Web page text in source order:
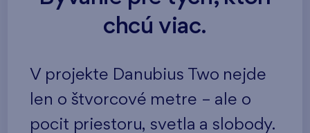
chcú viac.
V projekte Danubius Two nejde
len o štvorcové metre – ale o
pocit priestoru, svetla a slobody.